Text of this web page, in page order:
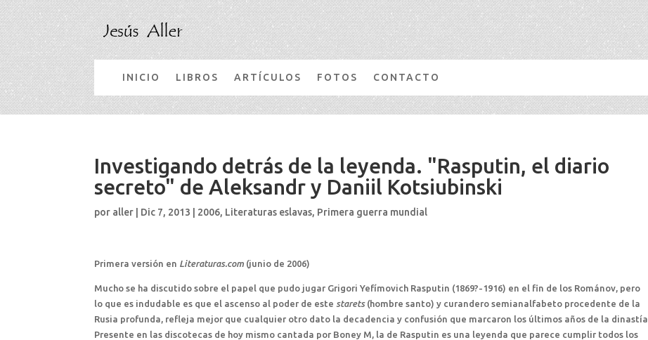
INICIO LIBROS ARTÍCULOS FOTOS CONTACTO
Investigando detrás de la leyenda. "Rasputin, el diario
secreto" de Aleksandr y Daniil Kotsiubinski
por aller Dic 7, 2013 2006, Literaturas eslavas, Primera guerra mundial
Primera versión en Literaturas.com (junio de 2006)
Mucho se ha discutido sobre el papel que pudo jugar Grigori Yefímovich Rasputin (1869?-1916) en el fin de los Románov, pero
lo que es indudable es que el ascenso al poder de este starets(hombre santo) y curandero semianalfabeto procedente de la
Rusia profunda, refleja mejor que cualquier otro dato la decadencia y confusión que marcaron los últimos años de la dinastía.
Presente en las discotecas de hoy mismo cantada por Boney M, la de Rasputin es una leyenda que parece cumplir todos los